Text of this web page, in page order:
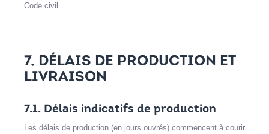
Code civil.
7. DÉLAIS DE PRODUCTION ET
LIVRAISON
7.1. Délais indicatifs de production
Les délais de production (en jours ouvrés) commencent à courir